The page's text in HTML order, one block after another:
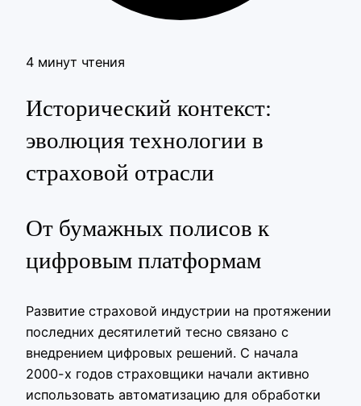
4 минут чтения
Исторический контекст:
эволюция технологии в
страховой отрасли
От бумажных полисов к
цифровым платформам
Развитие страховой индустрии на протяжении
последних десятилетий тесно связано с
внедрением цифровых решений. С начала
2000-х годов страховщики начали активно
использовать автоматизацию для обработки